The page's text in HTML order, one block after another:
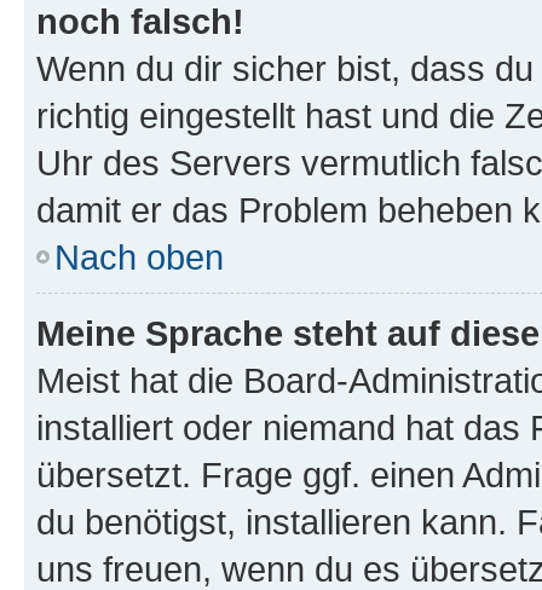
noch falsch!
Wenn du dir sicher bist, dass
richtig eingestellt hast und die
Uhr des Servers vermutlich
damit er das Problem beheben
Nach oben
Meine Sprache steht auf
Meist hat die Board-
installiert oder niemand hat das
übersetzt. Frage ggf. einen
du benötigst, installieren kann.
uns freuen, wenn du es